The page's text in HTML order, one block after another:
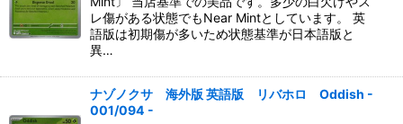
レ傷がある状態でもNear Mintとしています。 英
語版は初期傷が多いため状態基準が日本語版と
異…
ナゾノクサ 海外版 英語版 リバホロ Oddish -
001/094 -